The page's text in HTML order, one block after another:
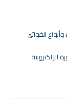
الفواتير